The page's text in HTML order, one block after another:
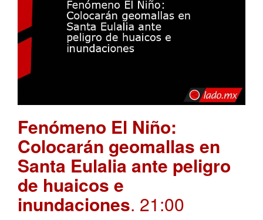
Fenómeno El Niño:
Colocarán geomallas en
Santa Eulalia ante peligro
de huaicos e
inundaciones. 21:00